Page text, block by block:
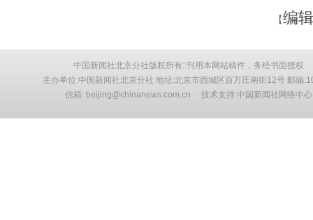
【编
中国新闻社北京分社版权所有::刊用本网站稿件，务经书面授权
主办单位:中国新闻社北京分社 地址:北京市西城区百万庄南街12号 邮编
信箱: beijing@chinanews.com.cn 技术支持:中国新闻社网络中心